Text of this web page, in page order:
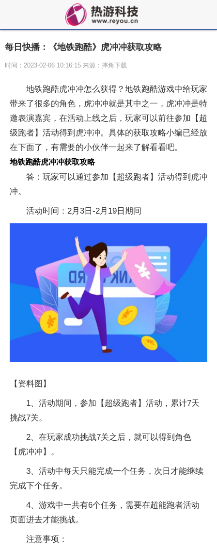
每日快播：《地铁跑酷》虎冲冲获取攻略
时间：2023-02-06 10:16:15 来源：摔角下载
地铁跑酷虎冲冲怎么获得？地铁跑酷游戏中给玩家
带来了很多的角色，虎冲冲就是其中之一，虎冲冲是特
邀表演嘉宾，在活动上线之后，玩家可以前往参加【超
级跑者】活动得到虎冲冲。具体的获取攻略小编已经放
在下面了，有需要的小伙伴一起来了解看看吧。
地铁跑酷虎冲冲获取攻略
答：玩家可以通过参加【超级跑者】活动得到虎冲
冲。
活动时间：2月3日-2月19日期间
【资料图】
1、活动期间，参加【超级跑者】活动，累计7天
挑战7关。
2、在玩家成功挑战7关之后，就可以得到角色
【虎冲冲】。
3、活动中每天只能完成一个任务，次日才能继续
完成下个任务。
4、游戏中一共有6个任务，需要在超能跑者活动
页面进去才能挑战。
注意事项：